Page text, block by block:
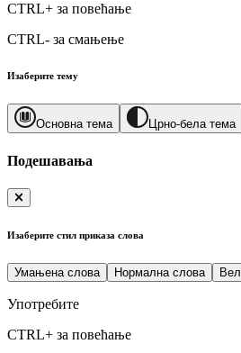
CTRL+ за повећање
CTRL- за смањење
Изаберите тему
Основна тема Црно-бела тема
Подешавања
Изаберите стил приказа слова
Умањена слова Нормална слова
Употребите
CTRL+ за повећање